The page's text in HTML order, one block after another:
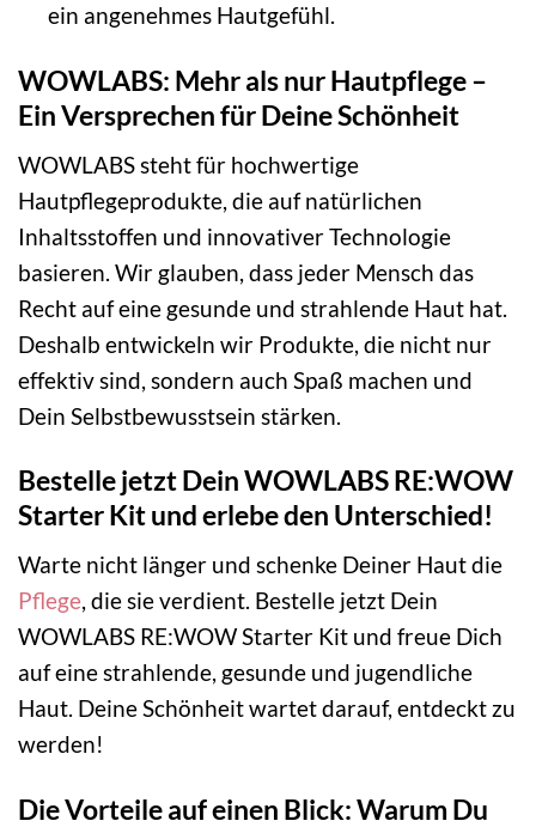
ein angenehmes Hautgefühl.
WOWLABS: Mehr als nur Hautpflege –
Ein Versprechen für Deine Schönheit
WOWLABS steht für hochwertige
Hautpflegeprodukte, die auf natürlichen
Inhaltsstoffen und innovativer Technologie
basieren. Wir glauben, dass jeder Mensch das
Recht auf eine gesunde und strahlende Haut hat.
Deshalb entwickeln wir Produkte, die nicht nur
effektiv sind, sondern auch Spaß machen und
Dein Selbstbewusstsein stärken.
Bestelle jetzt Dein WOWLABS RE:WOW
Starter Kit und erlebe den Unterschied!
Warte nicht länger und schenke Deiner Haut die
Pflege, die sie verdient. Bestelle jetzt Dein
WOWLABS RE:WOW Starter Kit und freue Dich
auf eine strahlende, gesunde und jugendliche
Haut. Deine Schönheit wartet darauf, entdeckt zu
werden!
Die Vorteile auf einen Blick: Warum Du